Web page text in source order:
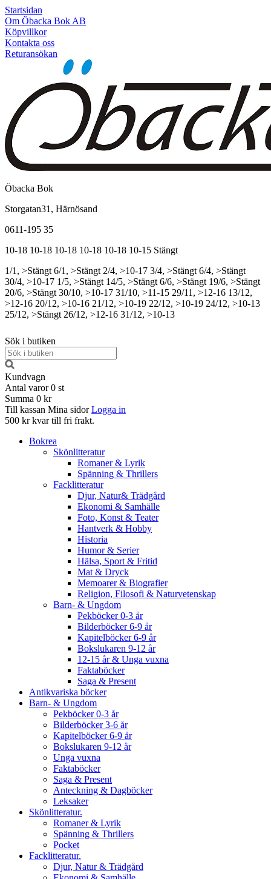
Startsidan
Om Öbacka Bok AB
Köpvillkor
Kontakta oss
Returansökan
Öbacka Bok
Storgatan31, Härnösand
0611-195 35
10-18 10-18 10-18 10-18 10-18 10-15 Stängt
1/1, >Stängt 6/1, >Stängt 2/4, >10-17 3/4, >Stängt 6/4, >Stängt
30/4, >10-17 1/5, >Stängt 14/5, >Stängt 6/6, >Stängt 19/6, >Stängt
20/6, >Stängt 30/10, >10-17 31/10, >11-15 29/11, >12-16 13/12,
>12-16 20/12, >10-16 21/12, >10-19 22/12, >10-19 24/12, >10-13
25/12, >Stängt 26/12, >12-16 31/12, >10-13
Sök i butiken
Kundvagn
Antal varor 0 st
Summa 0 kr
Till kassan Mina sidor Logga in
500 kr kvar till fri frakt.
Bokrea
Skönlitteratur
Romaner & Lyrik
Spänning & Thrillers
Facklitteratur
Djur, Natur& Trädgård
Ekonomi & Samhälle
Foto, Konst & Teater
Hantverk & Hobby
Historia
Humor & Serier
Hälsa, Sport & Fritid
Mat & Dryck
Memoarer & Biografier
Religion, Filosofi & Naturvetenskap
Barn- & Ungdom
Pekböcker 0-3 år
Bilderböcker 6-9 år
Kapitelböcker 6-9 år
Bokslukaren 9-12 år
12-15 år & Unga vuxna
Faktaböcker
Saga & Present
Antikvariska böcker
Barn- & Ungdom
Pekböcker 0-3 år
Bilderböcker 3-6 år
Kapitelböcker 6-9 år
Bokslukaren 9-12 år
Unga vuxna
Faktaböcker
Saga & Present
Anteckning & Dagböcker
Leksaker
Skönlitteratur.
Romaner & Lyrik
Spänning & Thrillers
Pocket
Facklitteratur.
Djur, Natur & Trädgård